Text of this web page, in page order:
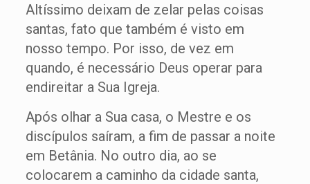
Altíssimo deixam de zelar pelas coisas
santas, fato que também é visto em
nosso tempo. Por isso, de vez em
quando, é necessário Deus operar para
endireitar a Sua Igreja.
Após olhar a Sua casa, o Mestre e os
discípulos saíram, a fim de passar a noite
em Betânia. No outro dia, ao se
colocarem a caminho da cidade santa,